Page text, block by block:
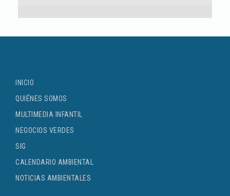
INICIO
QUIÉNES SOMOS
MULTIMEDIA INFANTIL
NEGOCIOS VERDES
SIG
CALENDARIO AMBIENTAL
NOTICIAS AMBIENTALES